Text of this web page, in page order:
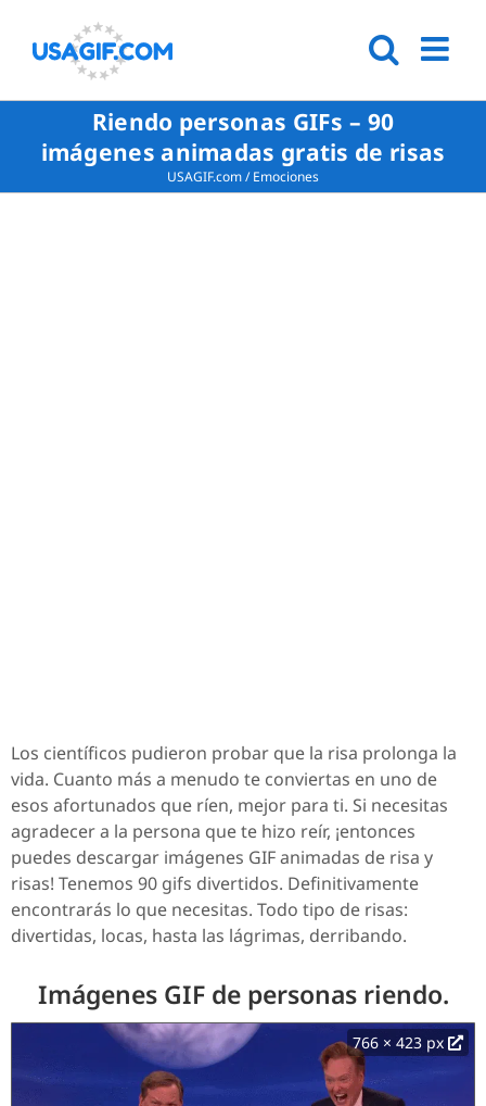
Riendo personas GIFs – 90
imágenes animadas gratis de risas
USAGIF.com/Emociones
Los científicos pudieron probar que la risa prolonga la
vida. Cuanto más a menudo te conviertas en uno de
esos afortunados que ríen, mejor para ti. Si necesitas
agradecer a la persona que te hizo reír, ¡entonces
puedes descargar imágenes GIF animadas de risa y
risas! Tenemos 90 gifs divertidos. Definitivamente
encontrarás lo que necesitas. Todo tipo de risas:
divertidas, locas, hasta las lágrimas, derribando.
Imágenes GIF de personas riendo.
766 × 423 px